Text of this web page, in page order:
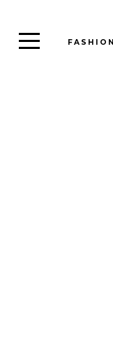
FASHION